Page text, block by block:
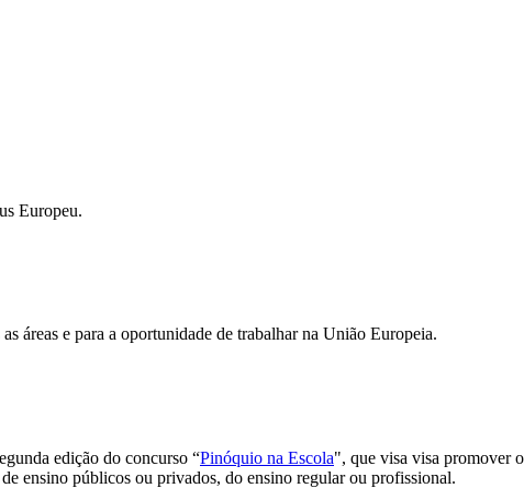
Europeu.
áreas e para a oportunidade de trabalhar na União Europeia.
edição do concurso “Pinóquio na Escola", que visa visa promover
ensino públicos ou privados, do ensino regular ou profissional.